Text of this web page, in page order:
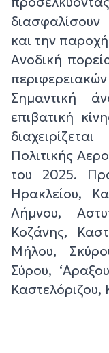
και την
Ανοδική
Σημαντική
επιβατική
Πολιτικής
του 2025.
Ηρακλείου,
Λήμνου,
Κοζάνης,
Μήλου,
Σύρου,
Καστελόριζου,